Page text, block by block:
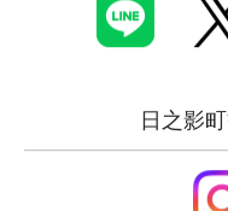
日之影